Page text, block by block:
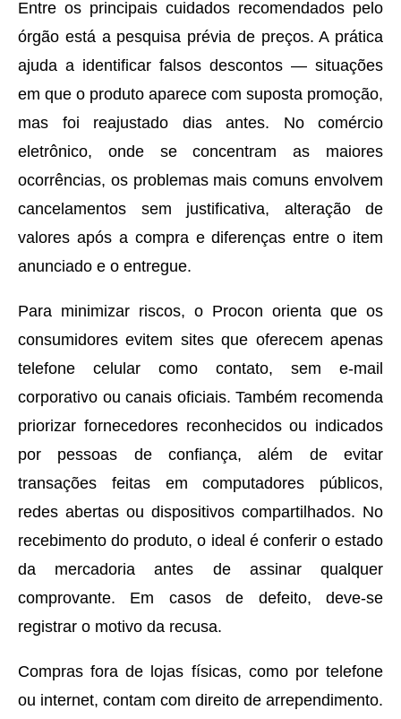
Entre os principais cuidados recomendados pelo
órgão está a pesquisa prévia de preços. A prática
ajuda a identificar falsos descontos — situações
em que o produto aparece com suposta promoção,
mas foi reajustado dias antes. No comércio
eletrônico, onde se concentram as maiores
ocorrências, os problemas mais comuns envolvem
cancelamentos sem justificativa, alteração de
valores após a compra e diferenças entre o item
anunciado e o entregue.
Para minimizar riscos, o Procon orienta que os
consumidores evitem sites que oferecem apenas
telefone celular como contato, sem e-mail
corporativo ou canais oficiais. Também recomenda
priorizar fornecedores reconhecidos ou indicados
por pessoas de confiança, além de evitar
transações feitas em computadores públicos,
redes abertas ou dispositivos compartilhados. No
recebimento do produto, o ideal é conferir o estado
da mercadoria antes de assinar qualquer
comprovante. Em casos de defeito, deve-se
registrar o motivo da recusa.
Compras fora de lojas físicas, como por telefone
ou internet, contam com direito de arrependimento.